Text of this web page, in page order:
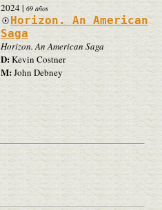
2024|69 años
Horizon. An American
Saga
Horizon. An American Saga
D:Kevin Costner
M:John Debney